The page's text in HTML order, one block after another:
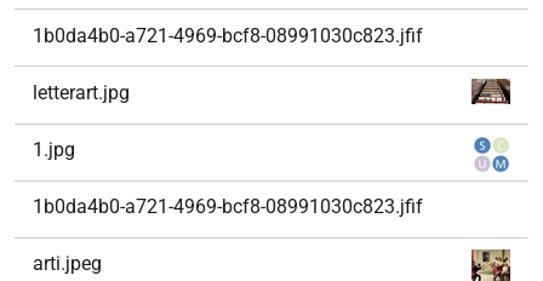
1b0da4b0-a721-4969-bcf8-08991030c823.jfif
letterart.jpg
1.jpg
1b0da4b0-a721-4969-bcf8-08991030c823.jfif
arti.jpeg